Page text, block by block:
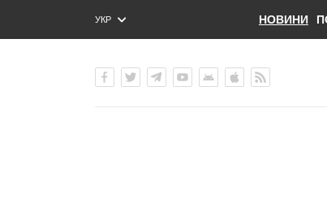
УКР
ENG
НОВИНИ